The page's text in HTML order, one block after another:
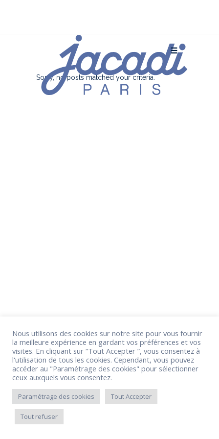
Sorry, no posts matched your criteria.
Nous utilisons des cookies sur notre site pour vous fournir
la meilleure expérience en gardant vos préférences et vos
visites. En cliquant sur “Tout Accepter ”, vous consentez à
l'utilisation de tous les cookies. Cependant, vous pouvez
accéder au "Paramétrage des cookies" pour sélectionner
ceux auxquels vous consentez.
Paramétrage des cookies Tout Accepter
Tout refuser